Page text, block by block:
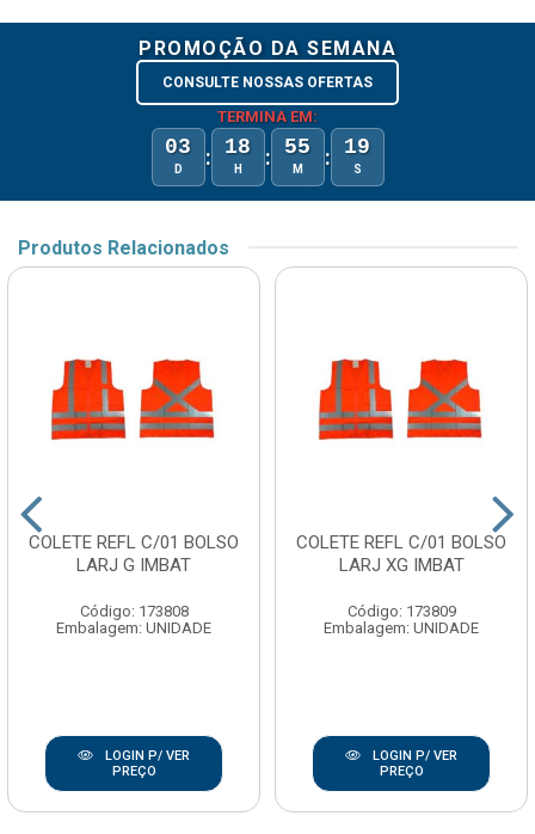
PROMOÇÃO DA SEMANA
CONSULTE NOSSAS OFERTAS
TERMINA EM:
03
D : 18
H : 55
M : 19
S
Produtos Relacionados
COLETE REFL C/01 BOLSO
LARJ G IMBAT
Código: 173808
Embalagem: UNIDADE
LOGIN P/ VER
PREÇO
COLETE REFL C/01 BOLSO
LARJ XG IMBAT
Código: 173809
Embalagem: UNIDADE
LOGIN P/ VER
PREÇO